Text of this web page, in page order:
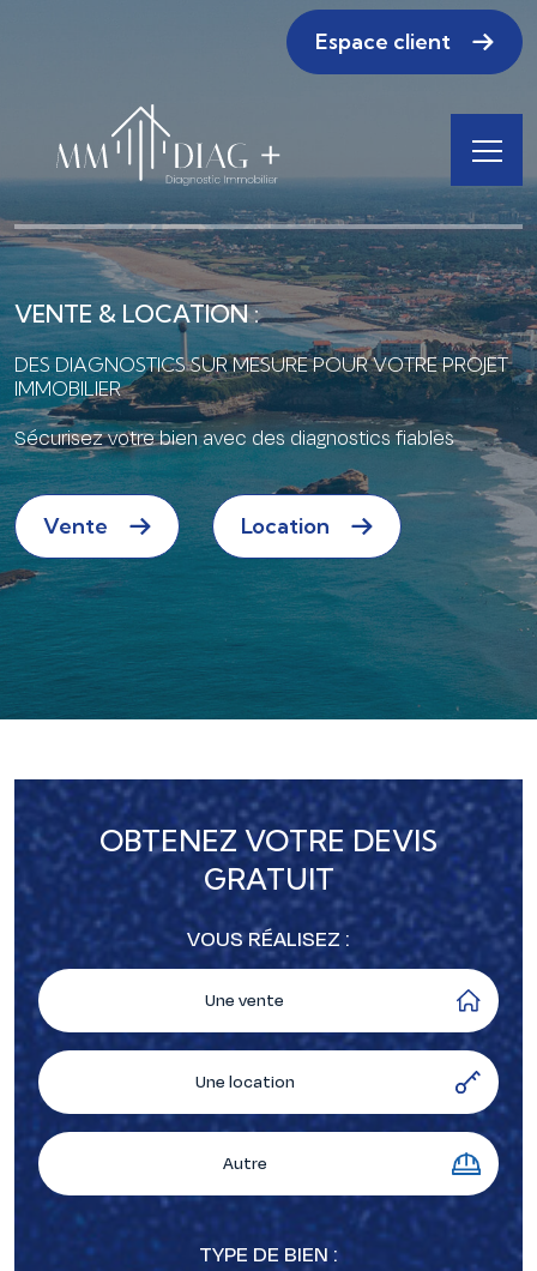
Espace client
VENTE & LOCATION :
DES DIAGNOSTICS SUR MESURE POURVOTRE PROJET
IMMOBILIER
Sécurisez votre bien avec des diagnostics fiables
Vente Location
OBTENEZ VOTRE DEVIS
GRATUIT
VOUS RÉALISEZ :
Une vente
Une location
Autre
TYPE DE BIEN :